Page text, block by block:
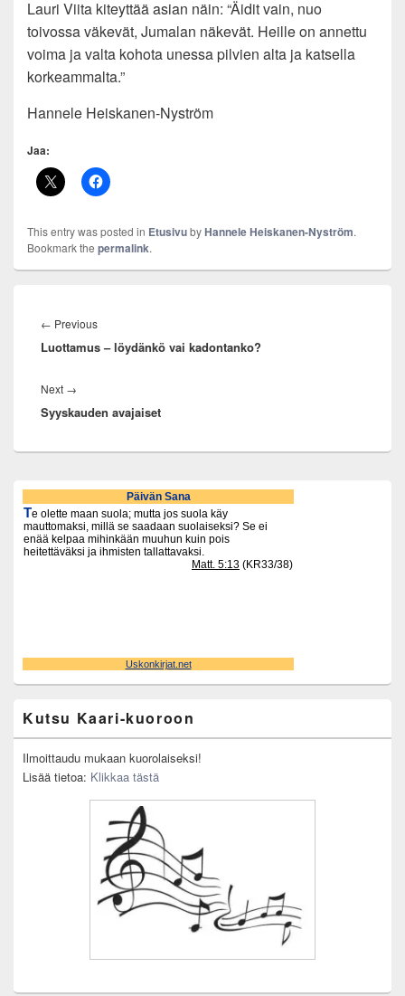
Lauri Viita kiteyttää asian näin: “Äidit vain, nuo
toivossa väkevät, Jumalan näkevät. Heille on annettu
voima ja valta kohota unessa pilvien alta ja katsella
korkeammalta.”
Hannele Heiskanen-Nyström
Jaa:
This entry was posted in EtusivubyHannele Heiskanen-Nyström.
Bookmark the permalink.
selaus
← PreviousPrevious
post:
Luottamus – löydänkö vai kadontanko?
Next →
post:
Syyskauden avajaiset
Primary
Sidebar
Widget
Area
Kutsu Kaari-kuoroon
Ilmoittaudu mukaan kuorolaiseksi!
Lisää tietoa: Klikkaa tästä